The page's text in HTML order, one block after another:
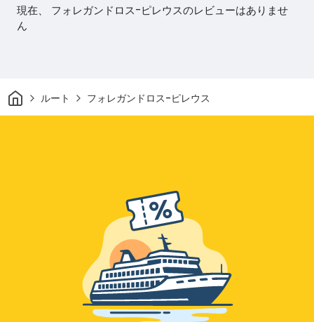
現在、 フォレガンドロス-ピレウスのレビューはありませ
ん
家 ルート フォレガンドロス-ピレウス